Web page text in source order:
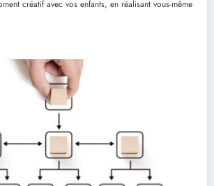
créatif avec vos enfants, en réalisant vous-même